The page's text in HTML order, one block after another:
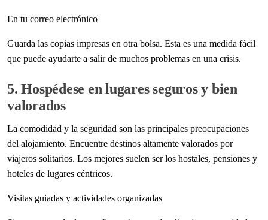
En tu correo electrónico
Guarda las copias impresas en otra bolsa. Esta es una medida fácil
que puede ayudarte a salir de muchos problemas en una crisis.
5. Hospédese en lugares seguros y bien
valorados
La comodidad y la seguridad son las principales preocupaciones
del alojamiento. Encuentre destinos altamente valorados por
viajeros solitarios. Los mejores suelen ser los hostales, pensiones y
hoteles de lugares céntricos.
Visitas guiadas y actividades organizadas